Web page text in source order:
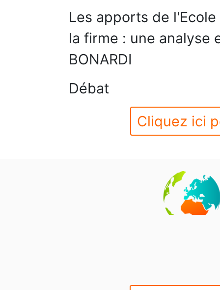
Les apports de
la firme : une analyse
BONARDI
Débat
Cliquez ici